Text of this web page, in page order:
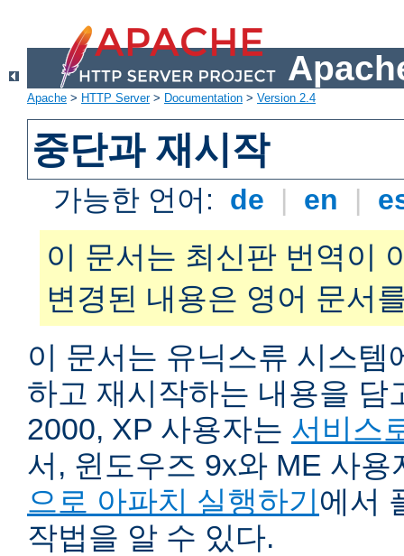
Apache > HTTP Server> Documentation > Version 2.4
중단과 재시작
가능한 언어: de | en |
이 문서는 최신판 번역이
변경된 내용은 영어 문서
이 문서는 유닉스류 시스템
하고 재시작하는 내용을 담
2000, XP 사용자는 서비스
서, 윈도우즈 9x와 ME 사
으로 아파치 실행하기에서
작법을 알 수 있다.